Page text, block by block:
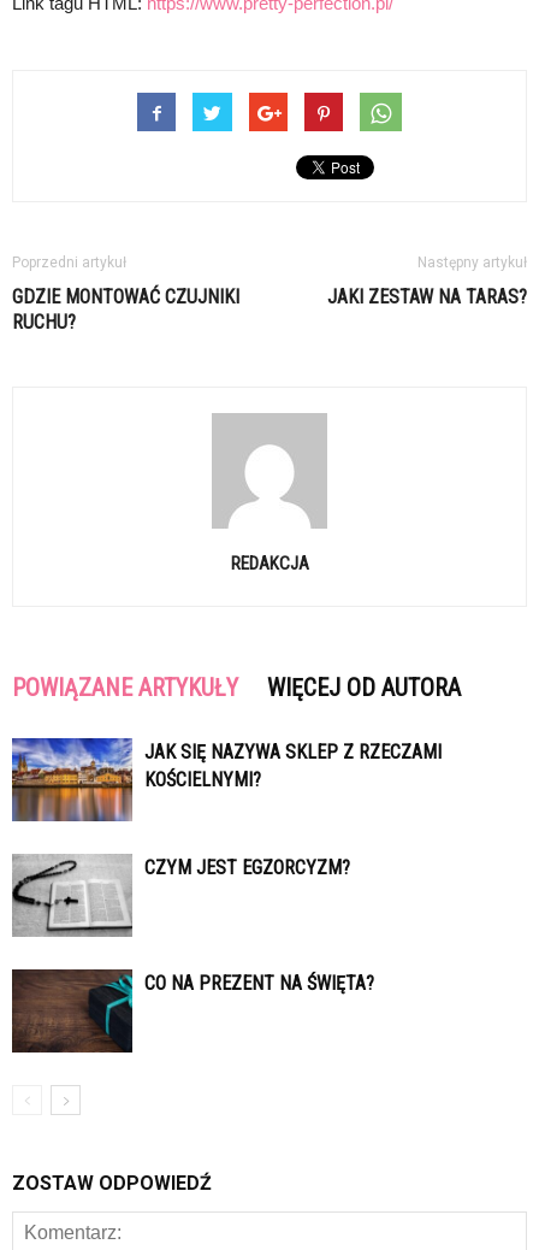
Poprzedni artykuł
GDZIE MONTOWAĆ CZUJNIKI
RUCHU?
Następny artykuł
JAKI ZESTAW NA TARAS?
REDAKCJA
POWIĄZANE ARTYKUŁY WIĘCEJ OD AUTORA
JAK SIĘ NAZYWA SKLEP Z RZECZAMI
KOŚCIELNYMI?
CZYM JEST EGZORCYZM?
CO NA PREZENT NA ŚWIĘTA?
ZOSTAW ODPOWIEDŹ